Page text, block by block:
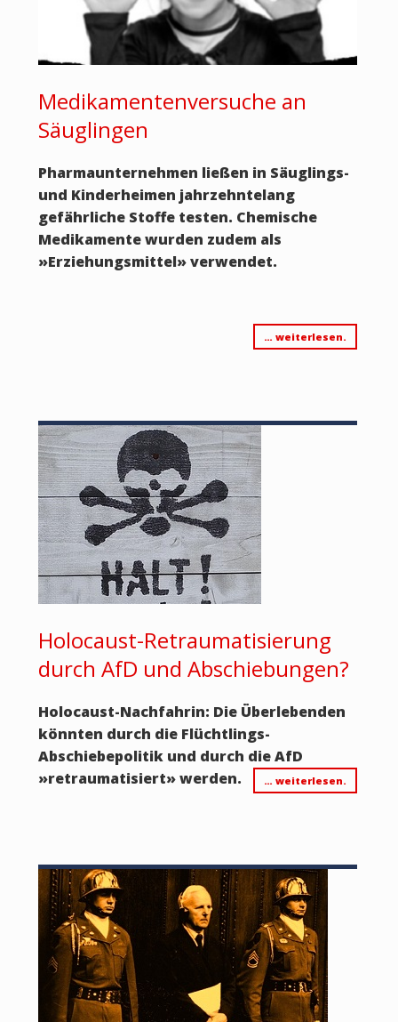
Medikamentenversuche an
Säuglingen
Pharmaunternehmen ließen in Säuglings-
und Kinderheimen jahrzehntelang
gefährliche Stoffe testen. Chemische
Medikamente wurden zudem als
»Erziehungsmittel» verwendet.
… weiterlesen.
Holocaust-Retraumatisierung
durch AfD und Abschiebungen?
Holocaust-Nachfahrin: Die Überlebenden
könnten durch die Flüchtlings-
Abschiebepolitik und durch die AfD
»retraumatisiert»werden. … weiterlesen.